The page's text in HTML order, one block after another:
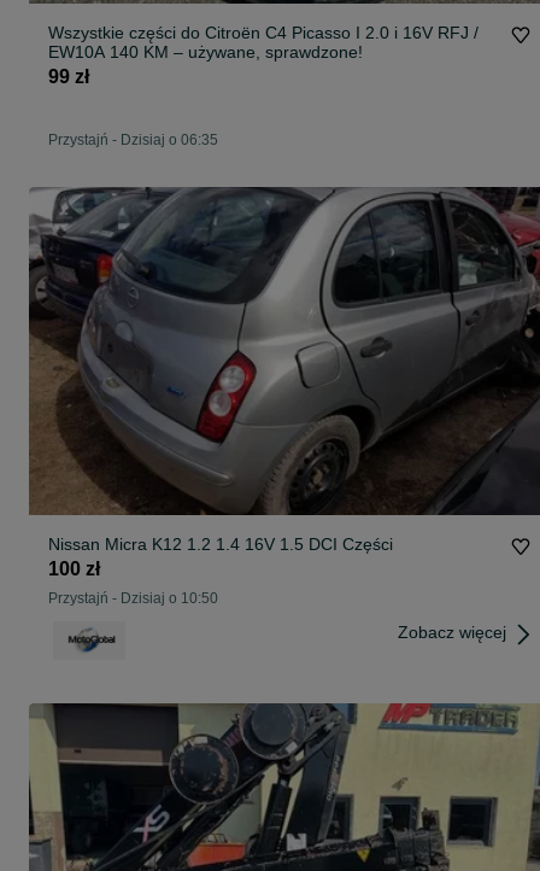
Wszystkie części do Citroën C4 Picasso I 2.0 i 16V RFJ /
EW10A 140 KM – używane, sprawdzone!
99 zł
Przystajń - Dzisiaj o 06:35
Nissan Micra K12 1.2 1.4 16V 1.5 DCI Części
100 zł
Przystajń - Dzisiaj o 10:50
Zobacz więcej